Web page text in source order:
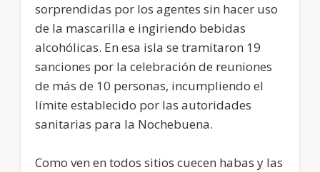
sorprendidas por los agentes sin hacer uso
de la mascarilla e ingiriendo bebidas
alcohólicas. En esa isla se tramitaron 19
sanciones por la celebración de reuniones
de más de 10 personas, incumpliendo el
límite establecido por las autoridades
sanitarias para la Nochebuena.
Como ven en todos sitios cuecen habas y las